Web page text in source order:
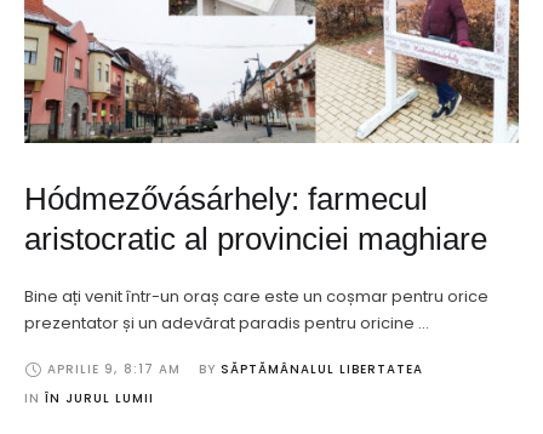
Hódmezővásárhely: farmecul
aristocratic al provinciei maghiare
Bine ați venit într-un oraș care este un coșmar pentru orice
prezentator și un adevărat paradis pentru oricine …
APRILIE 9, 8:17 AM BY SĂPTĂMÂNALUL LIBERTATEA
IN ÎN JURUL LUMII